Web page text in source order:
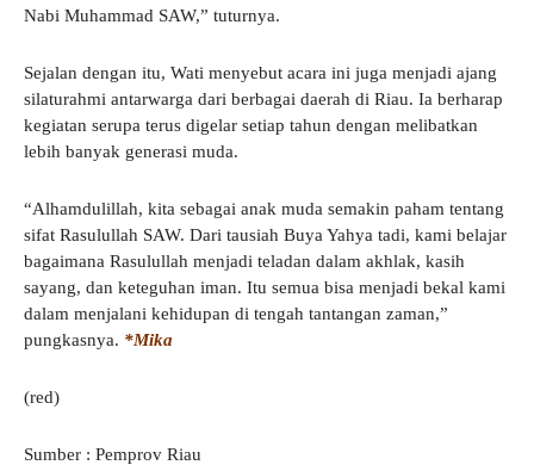
Nabi Muhammad SAW,” tuturnya.
Sejalan dengan itu, Wati menyebut acara ini juga menjadi ajang
silaturahmi antarwarga dari berbagai daerah di Riau. Ia berharap
kegiatan serupa terus digelar setiap tahun dengan melibatkan
lebih banyak generasi muda.
“Alhamdulillah, kita sebagai anak muda semakin paham tentang
sifat Rasulullah SAW. Dari tausiah Buya Yahya tadi, kami belajar
bagaimana Rasulullah menjadi teladan dalam akhlak, kasih
sayang, dan keteguhan iman. Itu semua bisa menjadi bekal kami
dalam menjalani kehidupan di tengah tantangan zaman,”
pungkasnya. *Mika
(red)
Sumber : Pemprov Riau